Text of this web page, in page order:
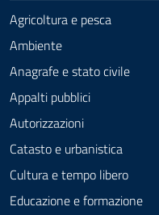
Agricoltura e pesca
Ambiente
Anagrafe e stato civile
Appalti pubblici
Autorizzazioni
Catasto e urbanistica
Cultura e tempo libero
Educazione e formazione